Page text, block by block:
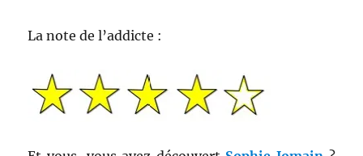
La note de l’addicte :